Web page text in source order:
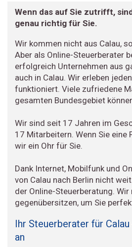
Wenn das auf Sie zutrifft,
genau richtig für Sie.
Wir kommen nicht aus Calau,
Aber als Online-Steuerberater
erfolgreich Unternehmen aus
auch in Calau. Wir erleben
funktioniert. Viele zufriedene
gesamten Bundesgebiet
Wir sind seit 17 Jahren im
17 Mitarbeitern. Wenn Sie eine
wir ein Ohr für Sie.
Dank Internet, Mobilfunk und
von Calau nach Berlin nicht
der Online-Steuerberatung.
gegenübersitzen, um Sie
Ihr Steuerberater für Calau
an